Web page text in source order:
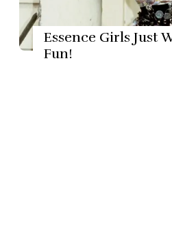
Essence Girls Just
Fun!